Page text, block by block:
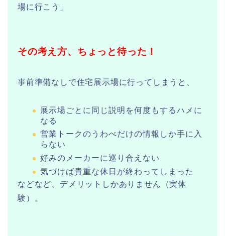
場に行こう」
その考え方、ちょっと待った！
事前準備なしで住宅展示場に行ってしまうと、
展示場ごとに同じ説明を何度もするハメに
なる
営業トークのうわべだけの情報しか手に入
らない
好みのメーカーに巡り合えない
気づけば貴重な休日が終わってしまった
などなど、デメリットしかありません（実体
験）。